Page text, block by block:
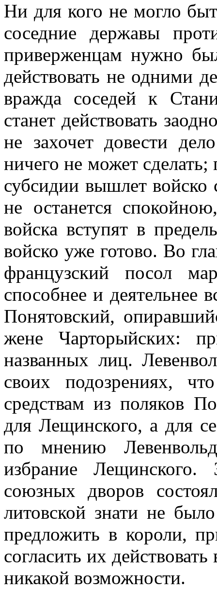
Ни для кого не могло
соседние державы
приверженцам нужно
действовать не одними
вражда соседей к
станет действовать
не захочет довести
ничего не может
субсидии вышлет
не останется
войска вступят в
войско уже готово. Во
французский посол
способнее и деятельнее
Понятовский,
жене Чарторыйских:
названных лиц.
своих подозрениях,
средствам из поляков
для Лещинского, а для
по мнению
избрание Лещинского.
союзных дворов
литовской знати не
предложить в короли,
согласить их
никакой возможности.